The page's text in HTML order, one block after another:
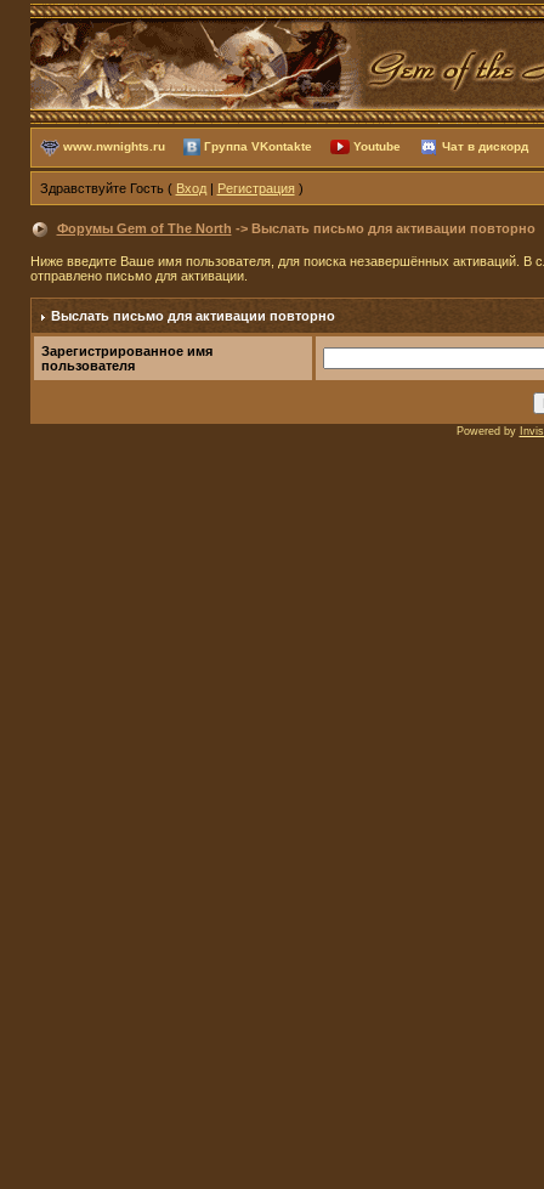
www.nwnights.ru Группа VKontakte Youtube Чат в дискорд
Здравствуйте Гость ( Вход| Регистрация)
Форумы Gem of The North -> Выслать письмо для активации повторно
Ниже введите Ваше имя пользователя, для поиска незавершённых активаций. В
отправлено письмо для активации.
Выслать письмо для активации повторно
Зарегистрированное имя
пользователя
Powered by